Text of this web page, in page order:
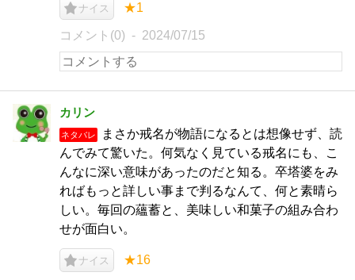
ナイス ★1
コメント(0) 2024/07/15
カリン
ネタバレ
まさか戒名が物語になるとは想像せず、読
んでみて驚いた。何気なく見ている戒名にも、こ
んなに深い意味があったのだと知る。卒塔婆をみ
ればもっと詳しい事まで判るなんて、何と素晴ら
しい。毎回の蘊蓄と、美味しい和菓子の組み合わ
せが面白い。
ナイス ★16